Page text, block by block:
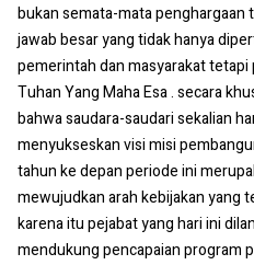
bukan semata-mata
jawab besar yang tidak hanya
pemerintah dan masyarakat tetapi
Tuhan Yang Maha Esa . secara
bahwa saudara-saudari sekalian
menyukseskan visi misi
tahun ke depan periode ini
mewujudkan arah kebijakan yang
karena itu pejabat yang hari ini
mendukung pencapaian program